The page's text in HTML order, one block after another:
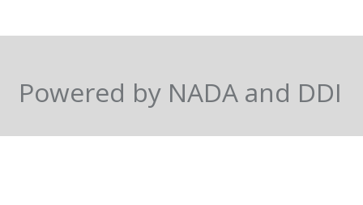
Powered by NADA and DDI